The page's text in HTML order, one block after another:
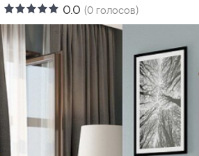
0.0 (0 голосов)